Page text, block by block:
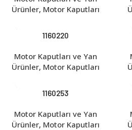
Ürünler, Motor Kaputları
1160220
Motor Kaputları ve Yan
Ürünler, Motor Kaputları
1160253
Motor Kaputları ve Yan
Ürünler, Motor Kaputları